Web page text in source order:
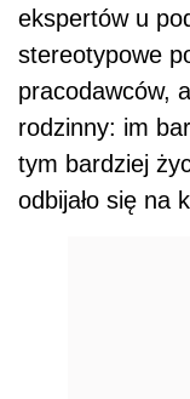
ekspertów u
stereotypowe
pracodawców,
rodzinny: im
tym bardziej
odbijało się na